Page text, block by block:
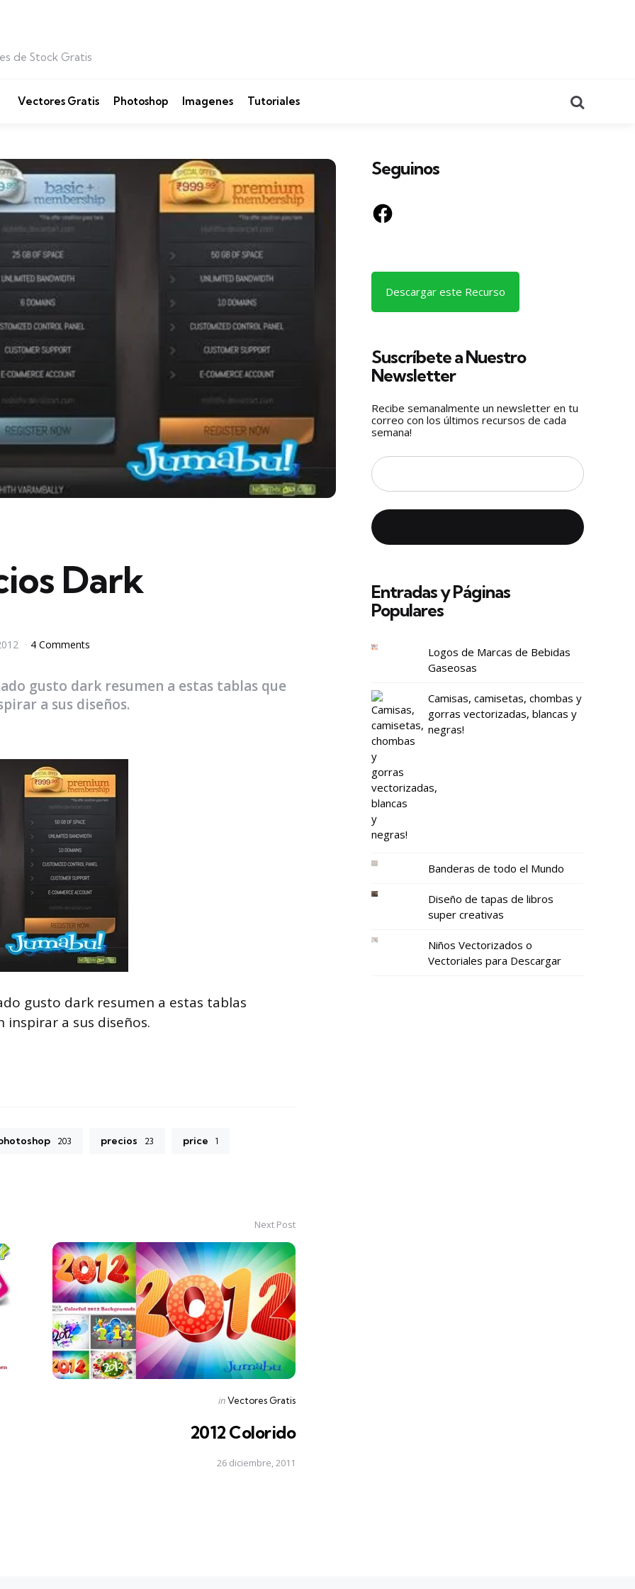
de Stock Gratis
Vectores Gratis Photoshop Imagenes Tutoriales
Dark
4 Comments
gusto dark resumen a estas tablas que
a sus diseños.
gusto dark resumen a estas tablas
a sus diseños.
203 precios 23 price 1
Next Post
Posted
inVectores Gratis
2012 Colorido
26 diciembre, 2011
Seguinos
Facebook
Descargar este Recurso
Suscríbete a Nuestro
Newsletter
Recibe semanalmente un newsletter en tu
correo con los últimos recursos de cada
semana!
Entradas y Páginas
Populares
Logos de Marcas de Bebidas
Gaseosas
Camisas, camisetas, chombas y
gorras vectorizadas, blancas y
negras!
Banderas de todo el Mundo
Diseño de tapas de libros
super creativas
Niños Vectorizados o
Vectoriales para Descargar